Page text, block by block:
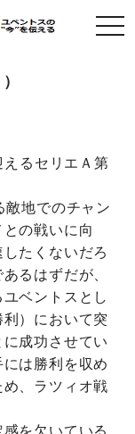
るセリエＡ第
敵地でのチャン
の戦いに向
たくないだろ
るはずだが、
ベントスとし
）において突
成功させてい
は勝利を収め
、ラツィオ戦
を欠いている